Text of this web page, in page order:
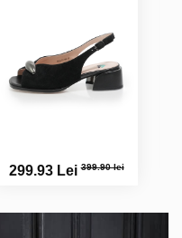
299.93 Lei399.90 lei